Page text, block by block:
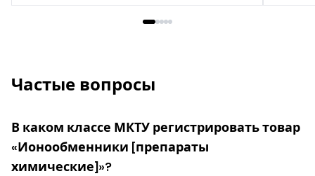
Частые вопросы
В каком классе МКТУ регистрировать товар
«Ионообменники [препараты
химические]»?